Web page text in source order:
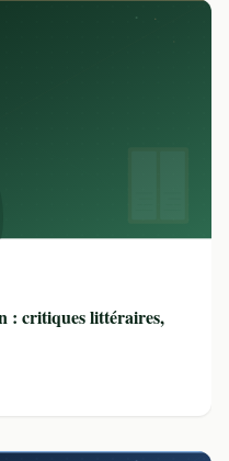
: critiques littéraires,